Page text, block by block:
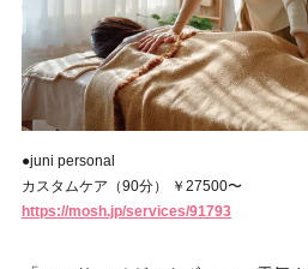
●juni personal
カスタムケア（90分） ￥27500〜
https://mosh.jp/services/91793